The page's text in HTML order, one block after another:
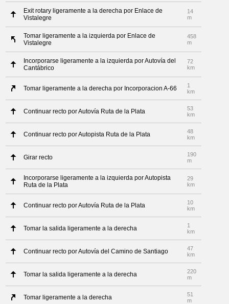
Exit rotary ligeramente a la derecha por Enlace de
Vistalegre
14
m
Tomar ligeramente a la izquierda por Enlace de
Vistalegre
458
m
Incorporarse ligeramente a la izquierda por Autovía del
Cantábrico
72
km
Tomar ligeramente a la derecha por Incorporacion A-66
1
km
Continuar recto por Autovía Ruta de la Plata
53
km
Continuar recto por Autopista Ruta de la Plata
48
km
Girar recto
190
m
Incorporarse ligeramente a la izquierda por Autopista
Ruta de la Plata
29
km
Continuar recto por Autovía Ruta de la Plata
10
km
Tomar la salida ligeramente a la derecha
1
km
Continuar recto por Autovía del Camino de Santiago
47
km
Tomar la salida ligeramente a la derecha
220
m
Tomar ligeramente a la derecha
51
m